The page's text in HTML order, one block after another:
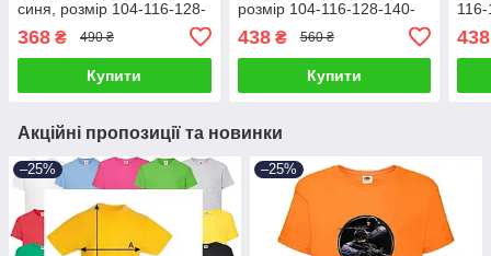
синя, розмір 104-116-128-
368 ₴ 490 ₴
Купити
розмір 104-116-128-140-
438₴ 560 ₴
Купити
438
Акційні пропозиції та новинки
–25% –25%